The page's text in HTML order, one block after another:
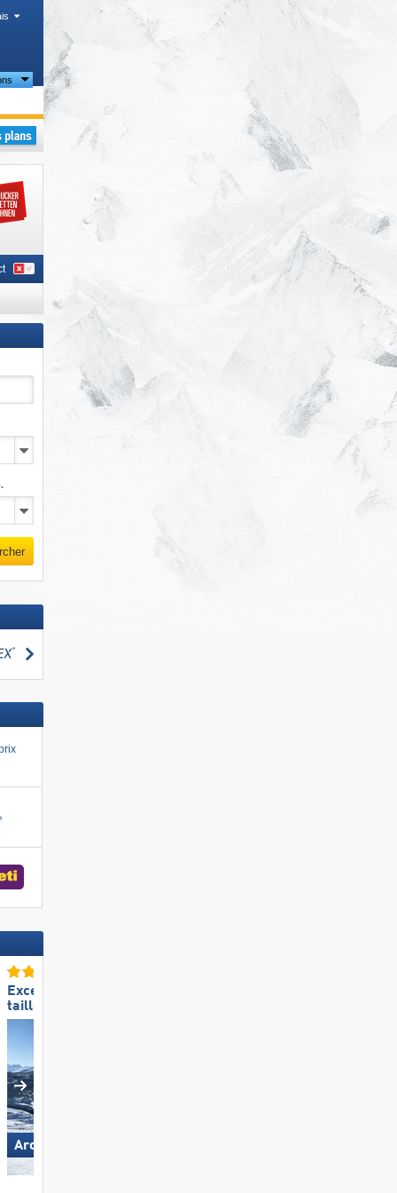
,
Rechercher
Excellente
taille de domaine skiable
Arosa Lenzerheide